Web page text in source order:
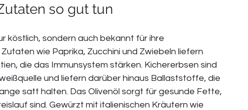
so gut tun
köstlich, sondern auch bekannt für ihre
wie Paprika, Zucchini und Zwiebeln liefern
die das Immunsystem stärken. Kichererbsen sind
und liefern darüber hinaus Ballaststoffe, die
satt halten. Das Olivenöl sorgt für gesunde Fette,
sind. Gewürzt mit italienischen Kräutern wie